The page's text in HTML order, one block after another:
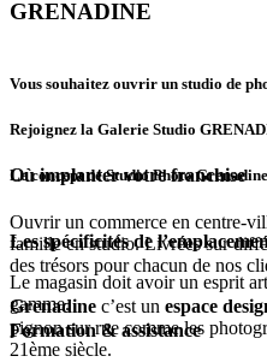
GRENADINE
Vous souhaitez ouvrir un studio de
Rejoignez la Galerie Studio
Le concept de Studio Photo Grenadine
Ouvrir un commerce en centre-
famille en studio. Livrées sur
des trésors pour chacun de nos
Grenadine c’est un espace
pignon sur rue comme les
21ème siècle.
Où implanter votre franchise
Les spécificités de
Le magasin doit avoir un esprit
gamme.
Formation & assistance